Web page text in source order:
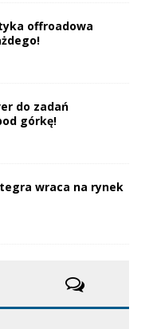
offroadowa
do zadań
górkę!
wraca na rynek